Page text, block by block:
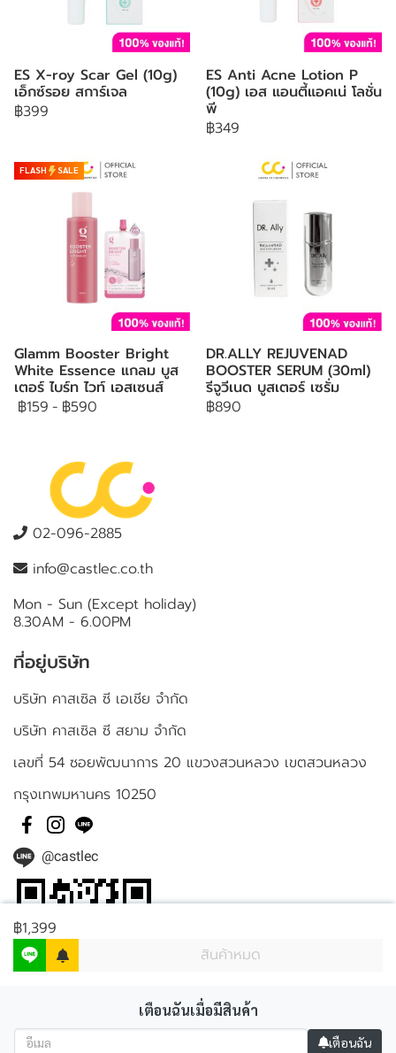
ES X-roy Scar Gel (10g)
เอ็กซ์รอย สการ์เจล
฿399
ES Anti Acne Lotion P
(10g) เอส แอนตี้แอคเน่ โลชั่น
พี
฿349
FLASH SALE
Glamm Booster Bright
White Essence แกลม บูส
เตอร์ ไบร์ท ไวท์ เอสเซนส์
฿159 - ฿590
DR.ALLY REJUVENAD
BOOSTER SERUM (30ml)
รีจูวีเนด บูสเตอร์ เซรั่ม
฿890
฿1,399
สินค้าหมด
เตือนฉันเมื่อมีสินค้า
เตือนฉัน
02-096-2885
info@castlec.co.th
Mon - Sun (Except holiday)
8.30AM - 6.00PM
ที่อยู่บริษัท
บริษัท คาสเซิล ซี เอเชีย จำกัด
บริษัท คาสเซิล ซี สยาม จำกัด
เลขที่ 54 ซอยพัฒนาการ 20 แขวงสวนหลวง เขตสวนหลวง
กรุงเทพมหานคร 10250
@castlec